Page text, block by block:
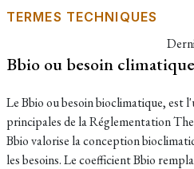
TERMES TECHNIQUES
Bbio ou besoin climatique
Le Bbio ou besoin bioclimatique, est
principales de la Réglementation
Bbio valorise la conception
les besoins. Le coefficient Bbio